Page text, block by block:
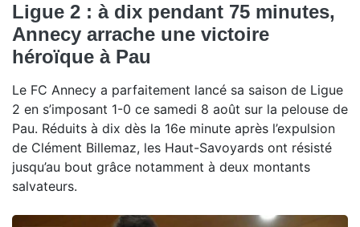
Ligue 2 : à dix pendant 75 minutes,
Annecy arrache une victoire
héroïque à Pau
Le FC Annecy a parfaitement lancé sa saison de Ligue
2 en s’imposant 1-0 ce samedi 8 août sur la pelouse de
Pau. Réduits à dix dès la 16e minute après l’expulsion
de Clément Billemaz, les Haut-Savoyards ont résisté
jusqu’au bout grâce notamment à deux montants
salvateurs.